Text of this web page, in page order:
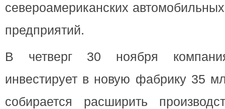
североамериканских
предприятий.
В четверг 30 ноября
инвестирует в новую фабрику 35
собирается расширить